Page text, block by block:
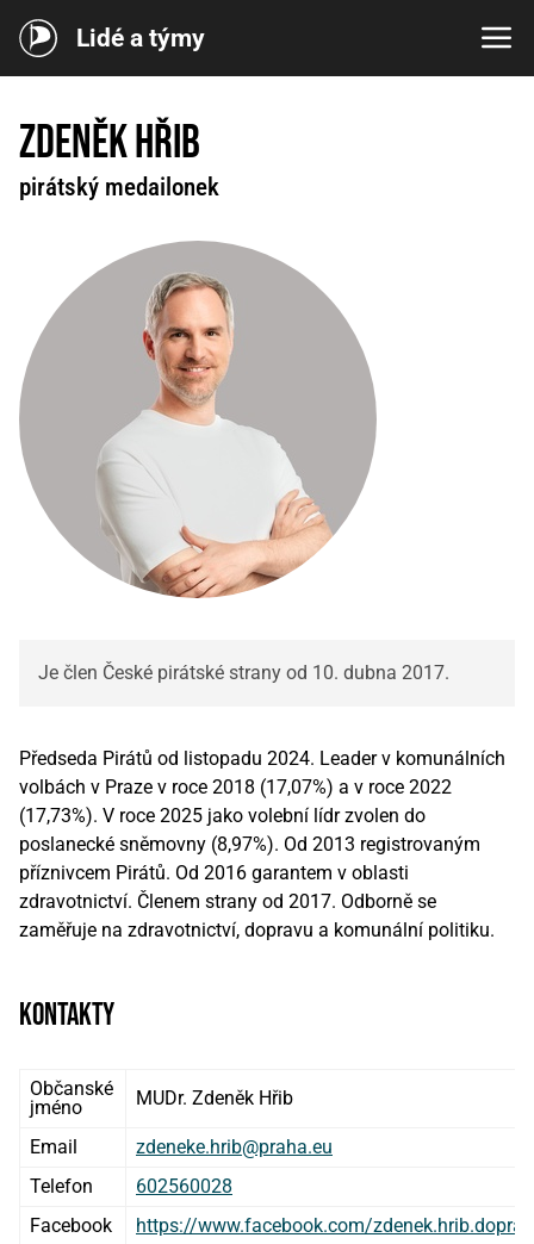
Lidé a týmy
Zdeněk Hřib
pirátský medailonek
Je člen České pirátské strany od 10. dubna 2017.
Předseda Pirátů od listopadu 2024. Leader v komunálních
volbách v Praze v roce 2018 (17,07%) a v roce 2022
(17,73%). V roce 2025 jako volební lídr zvolen do
poslanecké sněmovny (8,97%). Od 2013 registrovaným
příznivcem Pirátů. Od 2016 garantem v oblasti
zdravotnictví. Členem strany od 2017. Odborně se
zaměřuje na zdravotnictví, dopravu a komunální politiku.
kontakty
Občanské
jméno
MUDr. Zdeněk Hřib
Email
zdeneke.hrib@praha.eu
Telefon
602560028
Facebook
https://www.facebook.com/